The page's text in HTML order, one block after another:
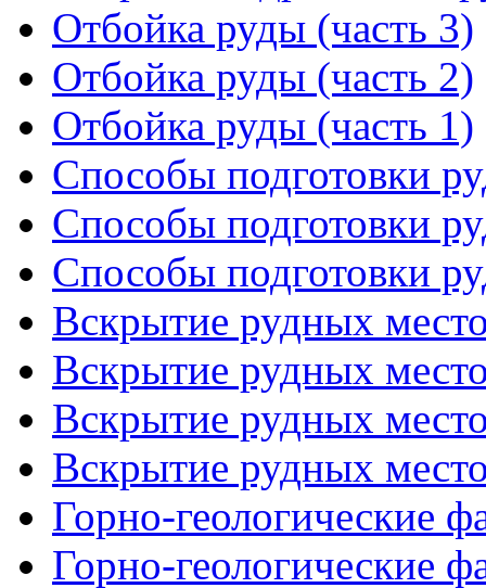
Отбойка руды (часть 3)
Отбойка руды (часть 2)
Отбойка руды (часть 1)
Способы подготовки
Способы подготовки
Способы подготовки
Вскрытие рудных
Вскрытие рудных
Вскрытие рудных
Вскрытие рудных
Горно-геологические
Горно-геологические